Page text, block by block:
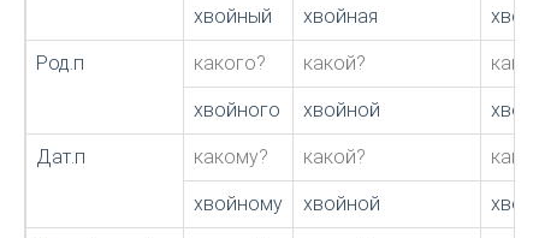
хвойный хвойная
Род.п какого? какой?
хвойного хвойной
Дат.п какому? какой?
хвойному хвойной